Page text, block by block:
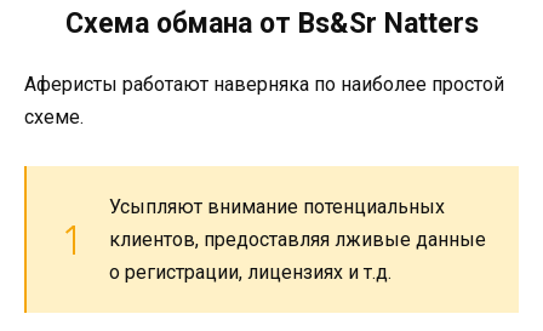
Схема обмана от Bs&Sr Natters
Аферисты работают наверняка по наиболее простой
схеме.
Усыпляют внимание потенциальных
клиентов, предоставляя лживые данные
о регистрации, лицензиях и т.д.